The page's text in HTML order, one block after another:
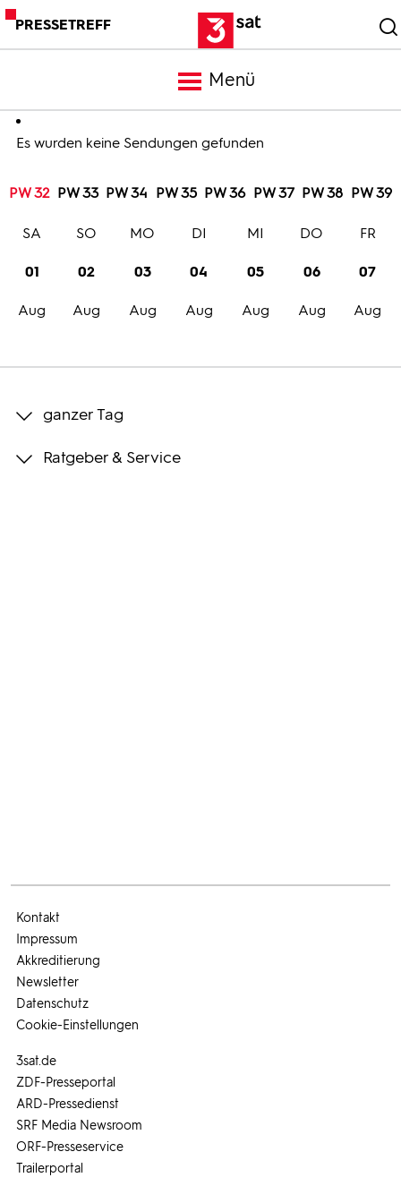
PRESSETREFF
Menü
Meldungen
Programm
Trailer
Bilder
Es wurden keine Sendungen gefunden
PW 32 PW 33 PW 34 PW 35 PW 36 PW 37 PW 38 PW 39
01
Aug
SA
02
Aug
SO
03
Aug
MO
04
Aug
DI
05
Aug
MI
06
Aug
DO
07
Aug
FR
ganzer Tag
Ratgeber & Service
3sat.de
ZDF-Presseportal
ARD-Pressedienst
SRF Media Newsroom
ORF-Presseservice
Trailerportal
Kontakt
Impressum
Akkreditierung
Newsletter
Datenschutz
Cookie-Einstellungen